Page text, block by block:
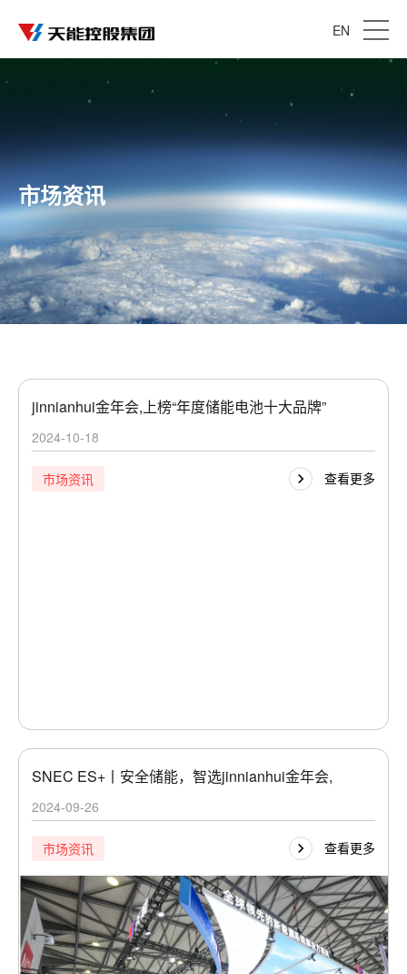
EN
市场资讯
jinnianhui金年会,上榜“年度储能电池十大品牌”
2024-10-18
市场资讯 查看更多
SNEC ES+丨安全储能，智选jinnianhui金年会,
2024-09-26
市场资讯 查看更多